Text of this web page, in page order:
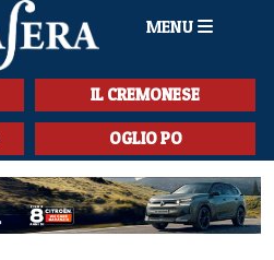
MENU
IL CREMONESE
OGLIO PO